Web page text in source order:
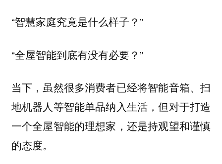
“智慧家庭究竟是什么样子？”
“全屋智能到底有没有必要？”
当下，虽然很多消费者已经将智能音箱、扫
地机器人等智能单品纳入生活，但对于打造
一个全屋智能的理想家，还是持观望和谨慎
的态度。